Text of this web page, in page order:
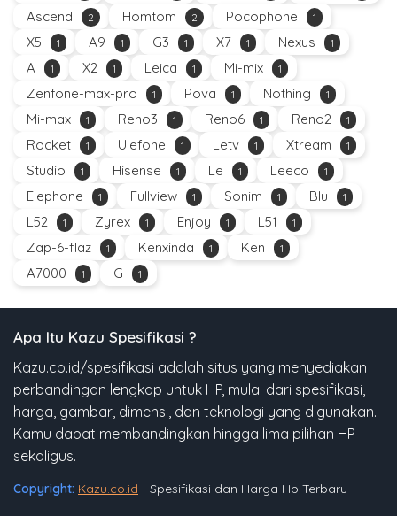
Ascend 2 Homtom 2 Pocophone 1
X5 1 A9 1 G3 1 X7 1 Nexus 1
A 1 X2 1 Leica 1 Mi-mix 1
Zenfone-max-pro 1 Pova 1 Nothing 1
Mi-max 1 Reno3 1 Reno6 1 Reno2 1
Rocket 1 Ulefone 1 Letv 1 Xtream 1
Studio 1 Hisense 1 Le 1 Leeco 1
Elephone 1 Fullview 1 Sonim 1 Blu 1
L52 1 Zyrex 1 Enjoy 1 L51 1
Zap-6-flaz 1 Kenxinda 1 Ken 1
A7000 1 G 1
Apa Itu Kazu Spesifikasi ?
Kazu.co.id/spesifikasi adalah situs yang menyediakan
perbandingan lengkap untuk HP, mulai dari spesifikasi,
harga, gambar, dimensi, dan teknologi yang digunakan.
Kamu dapat membandingkan hingga lima pilihan HP
sekaligus.
Copyright: Kazu.co.id - Spesifikasi dan Harga Hp Terbaru